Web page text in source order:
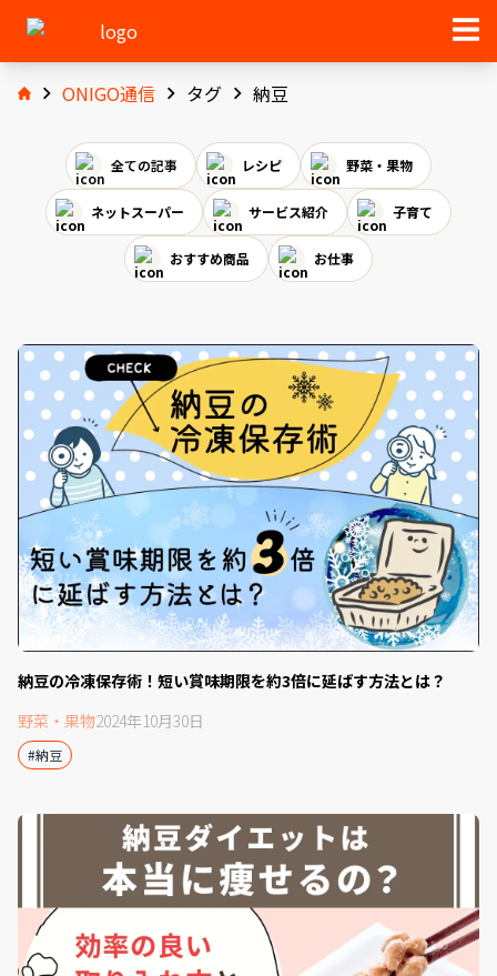
ONIGO通信 タグ 納豆
全ての記事 レシピ 野菜・果物
ネットスーパー サービス紹介 子育て
おすすめ商品 お仕事
納豆の冷凍保存術！短い賞味期限を約3倍に延ばす方法とは？
野菜・果物2024年10月30日
#納豆